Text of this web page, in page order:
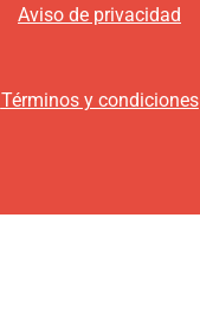
Aviso de privacidad
Términos y condiciones